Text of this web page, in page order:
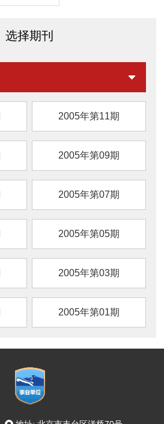
选择期刊
2005年第11期
2005年第09期
2005年第07期
2005年第05期
2005年第03期
2005年第01期